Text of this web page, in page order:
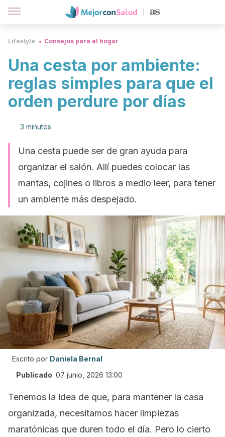
Lifestyle Consejos para el hogar
Una cesta por ambiente:
reglas simples para que el
orden perdure por días
3 minutos
Una cesta puede ser de gran ayuda para
organizar el salón. Allí puedes colocar las
mantas, cojines o libros a medio leer, para tener
un ambiente más despejado.
Escrito por Daniela Bernal
Publicado: 07 junio, 2026 13:00
Tenemos la idea de que, para mantener la casa
organizada, necesitamos hacer limpiezas
maratónicas que duren todo el día. Pero lo cierto